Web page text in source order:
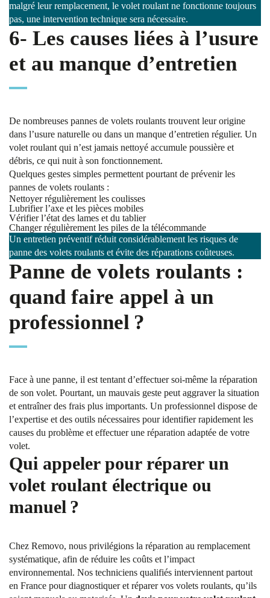
malgré leur remplacement, le volet roulant ne fonctionne toujours
pas, une intervention technique sera nécessaire.
6- Les causes liées à l’usure
et au manque d’entretien
De nombreuses pannes de volets roulants trouvent leur origine
dans l’usure naturelle ou dans un manque d’entretien régulier. Un
volet roulant qui n’est jamais nettoyé accumule poussière et
débris, ce qui nuit à son fonctionnement.
Quelques gestes simples permettent pourtant de prévenir les
pannes de volets roulants :
Nettoyer régulièrement les coulisses
Lubrifier l’axe et les pièces mobiles
Vérifier l’état des lames et du tablier
Changer régulièrement les piles de la télécommande
Un entretien préventif réduit considérablement les risques de
panne des volets roulants et évite des réparations coûteuses.
Panne de volets roulants :
quand faire appel à un
professionnel ?
Face à une panne, il est tentant d’effectuer soi-même la réparation
de son volet. Pourtant, un mauvais geste peut aggraver la situation
et entraîner des frais plus importants. Un professionnel dispose de
l’expertise et des outils nécessaires pour identifier rapidement les
causes du problème et effectuer une réparation adaptée de votre
volet.
Qui appeler pour réparer un
volet roulant électrique ou
manuel ?
Chez Removo, nous privilégions la réparation au remplacement
systématique, afin de réduire les coûts et l’impact
environnemental. Nos techniciens qualifiés interviennent partout
en France pour diagnostiquer et réparer vos volets roulants, qu’ils